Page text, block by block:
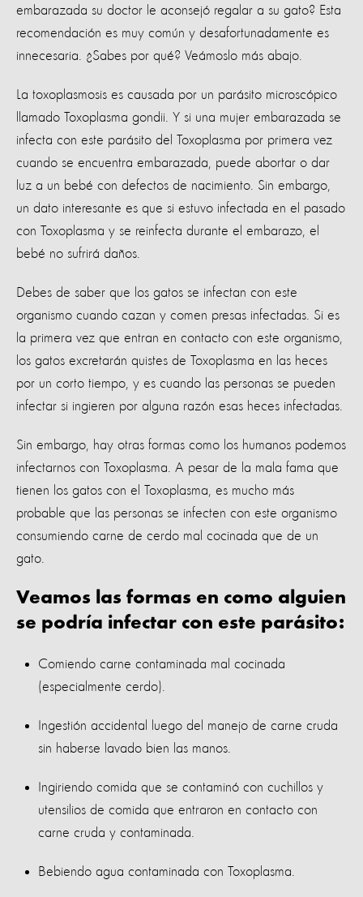
embarazada su doctor le aconsejó regalar a su gato? Esta
recomendación es muy común y desafortunadamente es
innecesaria. ¿Sabes por qué? Veámoslo más abajo.
La toxoplasmosis es causada por un parásito microscópico
llamado Toxoplasma gondii. Y si una mujer embarazada se
infecta con este parásito del Toxoplasma por primera vez
cuando se encuentra embarazada, puede abortar o dar
luz a un bebé con defectos de nacimiento. Sin embargo,
un dato interesante es que si estuvo infectada en el pasado
con Toxoplasma y se reinfecta durante el embarazo, el
bebé no sufrirá daños.
Debes de saber que los gatos se infectan con este
organismo cuando cazan y comen presas infectadas. Si es
la primera vez que entran en contacto con este organismo,
los gatos excretarán quistes de Toxoplasma en las heces
por un corto tiempo, y es cuando las personas se pueden
infectar si ingieren por alguna razón esas heces infectadas.
Sin embargo, hay otras formas como los humanos podemos
infectarnos con Toxoplasma. A pesar de la mala fama que
tienen los gatos con el Toxoplasma, es mucho más
probable que las personas se infecten con este organismo
consumiendo carne de cerdo mal cocinada que de un
gato.
Veamos las formas en como alguien
se podría infectar con este parásito:
Comiendo carne contaminada mal cocinada
(especialmente cerdo).
Ingestión accidental luego del manejo de carne cruda
sin haberse lavado bien las manos.
Ingiriendo comida que se contaminó con cuchillos y
utensilios de comida que entraron en contacto con
carne cruda y contaminada.
Bebiendo agua contaminada con Toxoplasma.